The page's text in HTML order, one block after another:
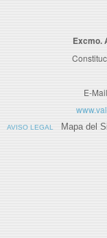
Excmo.
E-
AVISO LEGAL Mapa del